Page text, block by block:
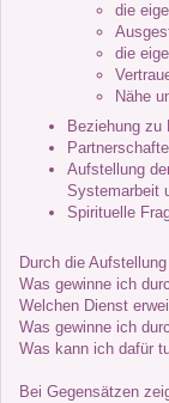
die
die
Nähe
Beziehung zu
Aufstellung
Systemarbeit
Spirituelle
Durch die
Was gewinne ich
Welchen Dienst
Was gewinne ich
Was kann ich dafür
Bei Gegensätzen